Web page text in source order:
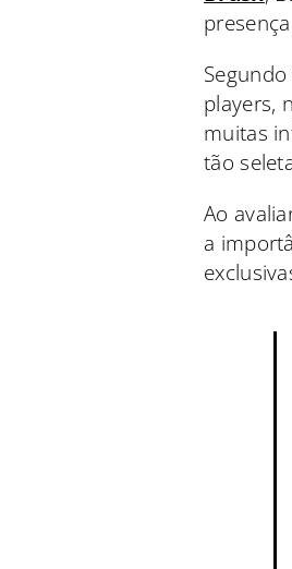
players,
muitas
tão
Ao
a